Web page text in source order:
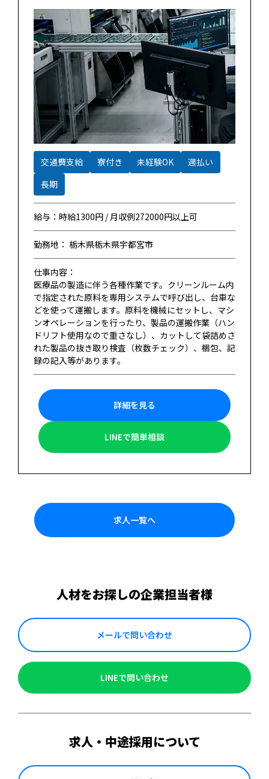
交通費支給 寮付き 未経験OK
週払い
長期
給与：時給1300円 / 月収例272000円以上可
勤務地： 栃木県栃木県宇都宮市
仕事内容：
医療品の製造に伴う各種作業です。クリーンルーム内
で指定された原料を専用システムで呼び出し、台車な
どを使って運搬します。原料を機械にセットし、マシ
ンオペレーションを行ったり、製品の運搬作業（ハン
ドリフト使用なので重さなし）、カットして袋詰めさ
れた製品の抜き取り検査（枚数チェック）、梱包、記
録の記入等があります。
詳細を見る
LINEで簡単相談
求人一覧へ
人材をお探しの企業担当者様
メールで問い合わせ
LINEで問い合わせ
求人・中途採用について